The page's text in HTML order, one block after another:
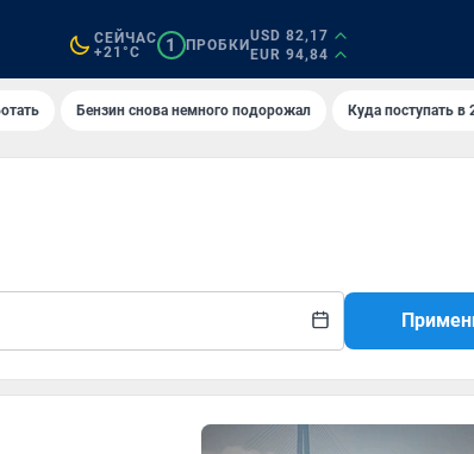
СЕЙЧАС
+21°C
1 ПРОБКИ
USD 82,17
EUR 94,84
Бензин снова немного подорожал Куда поступать в